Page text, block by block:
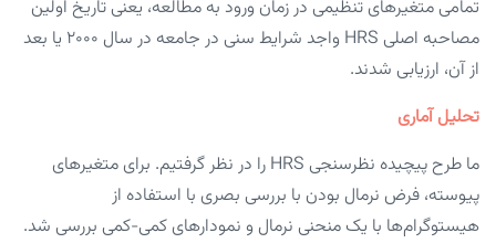
تمامی متغیرهای تنظیمی در زمان ورود به مطالعه، یعنی تاریخ اولین
مصاحبه اصلی HRS واجد شرایط سنی در جامعه در سال ۲۰۰۰ یا بعد
از آن، ارزیابی شدند.
تحلیل آماری
ما طرح پیچیده نظرسنجی HRS را در نظر گرفتیم. برای متغیرهای
پیوسته، فرض نرمال بودن با بررسی بصری با استفاده از
هیستوگرام‌ها با یک منحنی نرمال و نمودارهای کمی-کمی بررسی شد.